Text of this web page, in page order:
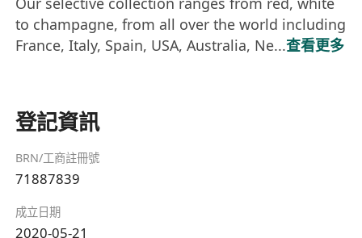
to champagne, from all over the world including
France, Italy, Spain, USA, Australia, Ne...查看更多
登記資訊
BRN/工商註冊號
71887839
成立日期
2020-05-21